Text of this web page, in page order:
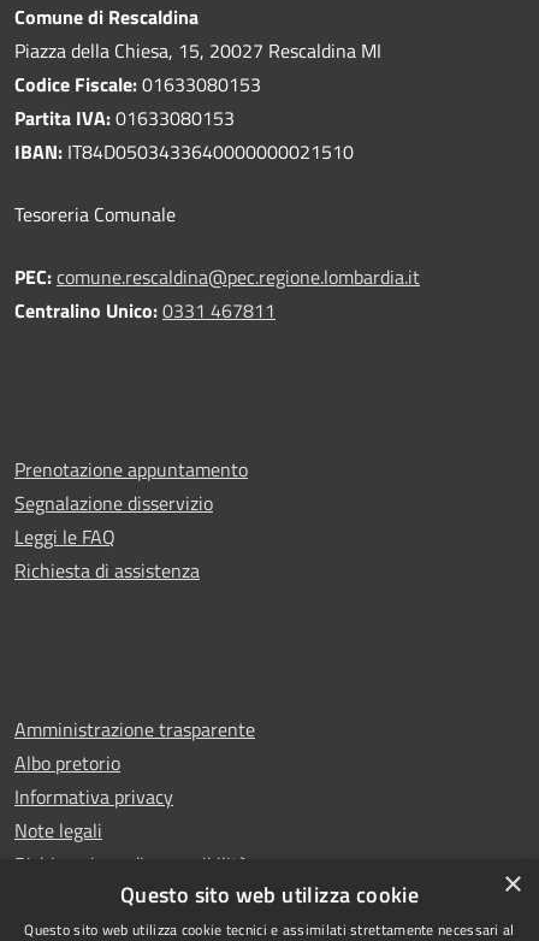
Comune di Rescaldina
Piazza della Chiesa, 15, 20027 Rescaldina MI
Codice Fiscale:01633080153
Partita IVA:01633080153
IBAN: IT84D0503433640000000021510
Tesoreria Comunale
PEC:comune.rescaldina@pec.regione.lombardia.it
Centralino Unico:0331 467811
Prenotazione appuntamento
Segnalazione disservizio
Leggi le FAQ
Richiesta di assistenza
Amministrazione trasparente
Albo pretorio
Informativa privacy
Note legali
Dichiarazione di accessibilità
×
Questo sito web utilizza cookie
Questo sito web utilizza cookie tecnici e assimilati strettamente necessari al